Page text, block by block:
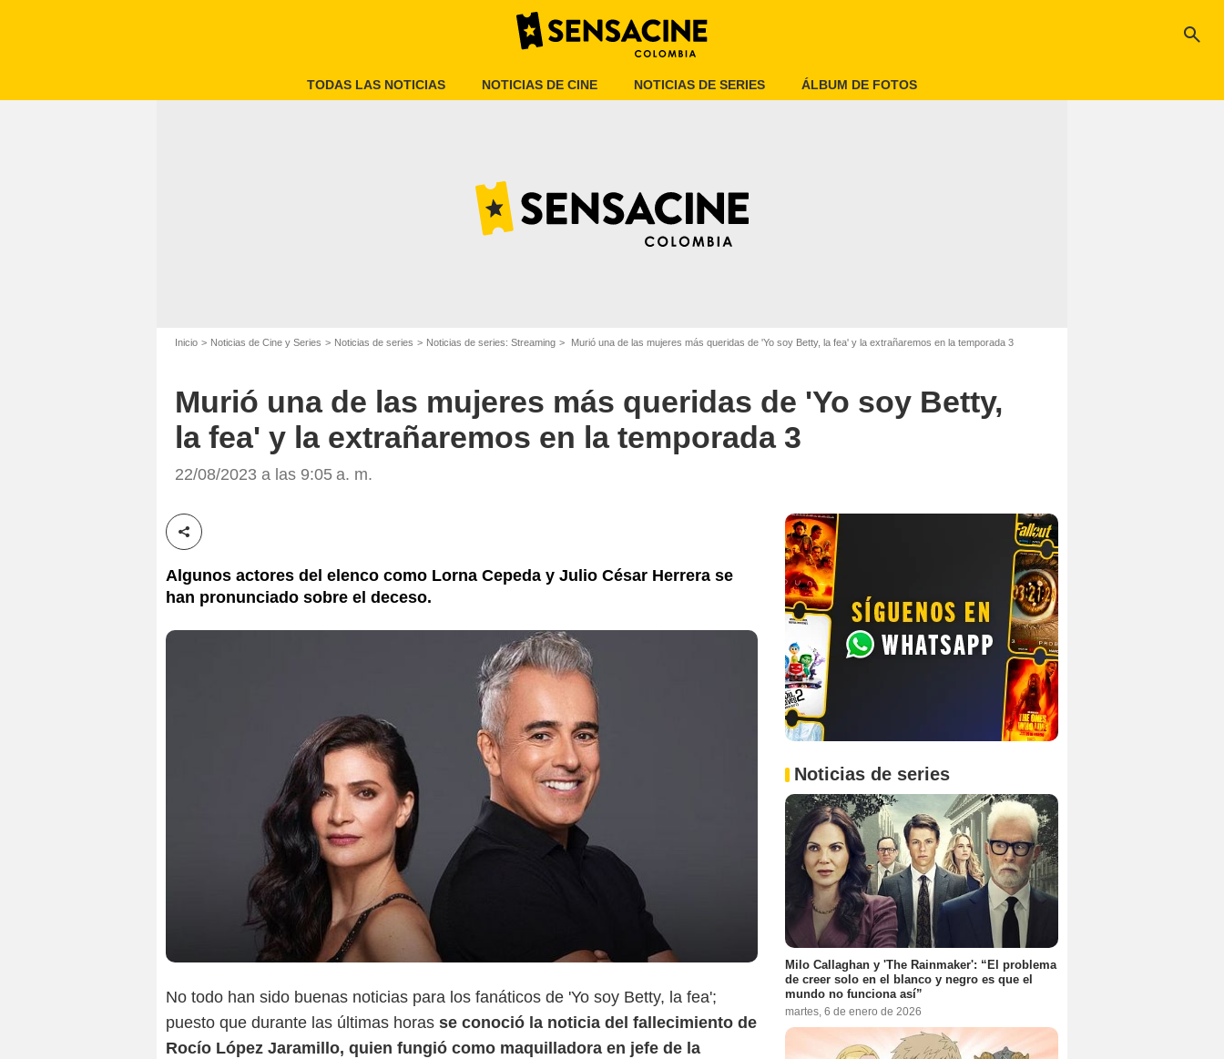
search
TODAS LAS NOTICIAS NOTICIAS DE CINE NOTICIAS DE SERIES ÁLBUM DE FOTOS
Inicio Noticias de Cine y Series Noticias de series Noticias de series: Streaming Murió una de las mujeres más queridas de 'Yo soy Betty, la fea' y la extrañaremos en la temporada 3
Murió una de las mujeres más queridas de 'Yo soy Betty,
la fea' y la extrañaremos en la temporada 3
22/08/2023 a las 9:05 a. m.
Compartir esta noticia
Algunos actores del elenco como Lorna Cepeda y Julio César Herrera se
han pronunciado sobre el deceso.
No todo han sido buenas noticias para los fanáticos de 'Yo soy Betty, la fea';
puesto que durante las últimas horas se conoció la noticia del fallecimiento de
Rocío López Jaramillo, quien fungió como maquilladora en jefe de la
Noticias de series
Milo Callaghan y 'The Rainmaker': “El problema
de creer solo en el blanco y negro es que el
mundo no funciona así”
martes, 6 de enero de 2026